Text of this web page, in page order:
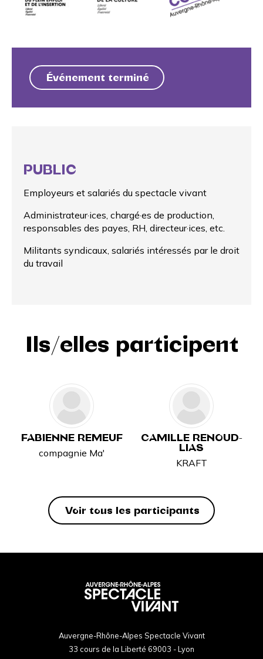
Événement terminé
PUBLIC
Employeurs et salariés du spectacle vivant
Administrateur·ices, chargé·es de production,
responsables des payes, RH, directeur·ices, etc.
Militants syndicaux, salariés intéressés par le droit
du travail
Ils/elles participent
FABIENNE REMEUF
compagnie Ma'
CAMILLE RENOUD-
LIAS
KRAFT
Voir tous les participants
Auvergne-Rhône-Alpes Spectacle Vivant
33 cours de la Liberté 69003 - Lyon